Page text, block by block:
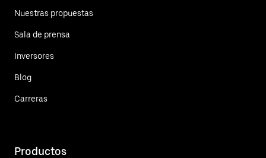
Nuestras propuestas
Sala de prensa
Inversores
Blog
Carreras
Productos